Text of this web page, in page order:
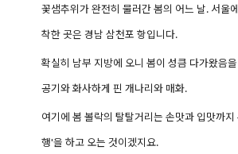
꽃샘추위가 완전히 물러간 봄의 어느 날. 서울
착한 곳은 경남 삼천포 항입니다.
확실히 남부 지방에 오니 봄이 성큼 다가왔음
공기와 화사하게 핀 개나리와 매화.
여기에 봄 볼락의 탈탈거리는 손맛과 입맛까
행'을 하고 오는 것이겠지요.